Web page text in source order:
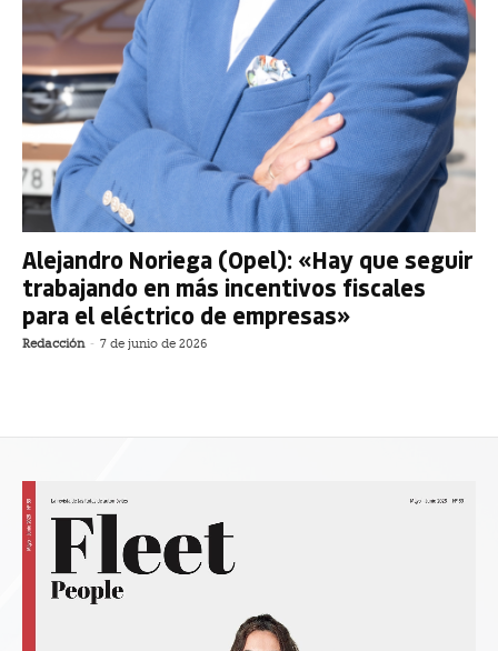
Alejandro Noriega (Opel): «Hay que seguir
trabajando en más incentivos fiscales
para el eléctrico de empresas»
Redacción - 7 de junio de 2026